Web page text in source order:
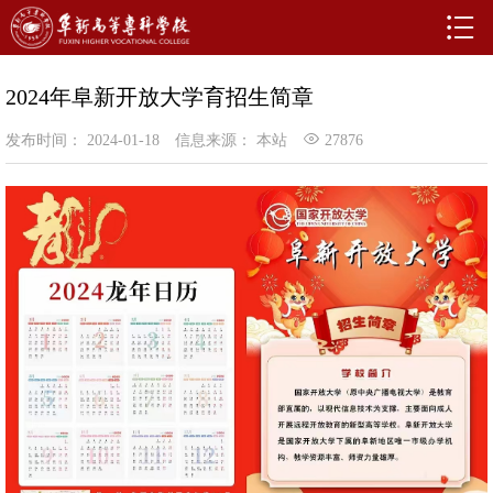
2024年阜新开放大学育招生简章
发布时间： 2024-01-18 信息来源： 本站 27876